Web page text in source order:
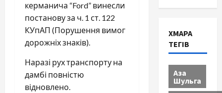
керманича “Ford” винесли
постанову за ч. 1 ст. 122
КУпАП (Порушення вимог
дорожніх знаків).
Наразі рух транспорту на
дамбі повністю
відновлено.
ХМАРА
ТЕГІВ
Аза
Шульга